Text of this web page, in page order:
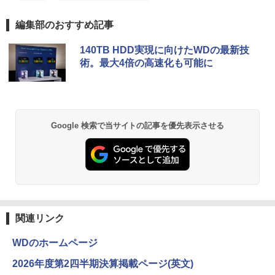
編集部のおすすめ記事
140TB HDD実現に向けたWDの最新技
術。最大4倍の高速化も可能に
Google 検索で当サイトの記事を優先表示させる
関連リンク
WDのホームページ
2026年度第2四半期決算掲載ページ(英文)